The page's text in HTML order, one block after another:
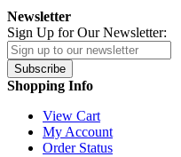
Newsletter
Sign Up for Our Newsletter:
Subscribe
Shopping Info
View Cart
My Account
Order Status